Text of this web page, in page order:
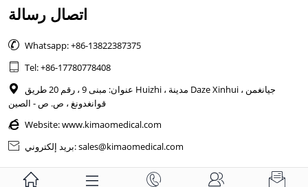
اتصال رسالة
 Whatsapp: +86-13822387375
 Tel: +86-17780778408

عنوان: مبنى 9 ، رقم 20 طريق Huizhi ، مدينة Daze Xinhui ، جيانغمن
قوانغدونغ ، ص. ص - الصين
 Website:www.kimaomedical.com
 بريد إلكتروني: sales@kimaomedical.com
    